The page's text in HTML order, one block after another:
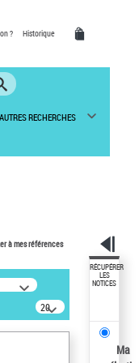
? Historique
AUTRES RECHERCHES
à mes références
20
résultats/page
RÉCUPÉRER
LES
NOTICES
Ma